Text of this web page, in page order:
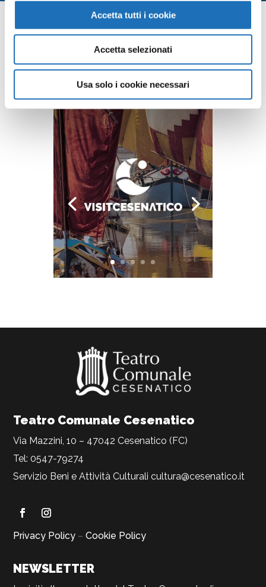
Accetta tutti i cookie
Accetta selezionati
Usa solo i cookie necessari
Teatro Comunale Cesenatico
Via Mazzini, 10 – 47042 Cesenatico (FC)
Tel: 0547-79274
Servizio Beni e Attività Culturalicultura@cesenatico.it
Privacy Policy –Cookie Policy
NEWSLETTER